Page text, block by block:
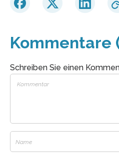
Kommentare
Schreiben Sie einen